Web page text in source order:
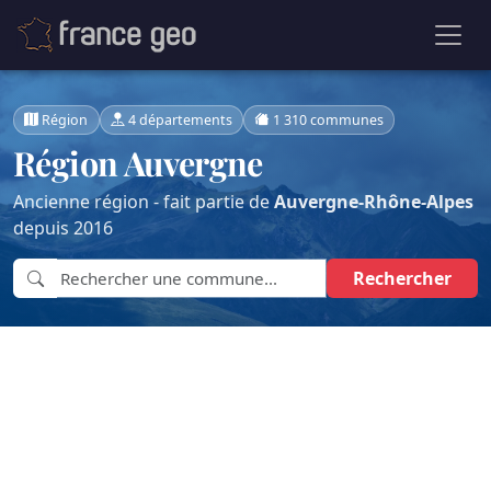
Région 4 départements 1 310 communes
Région Auvergne
Ancienne région - fait partie deAuvergne-Rhône-Alpes
depuis 2016
Rechercher